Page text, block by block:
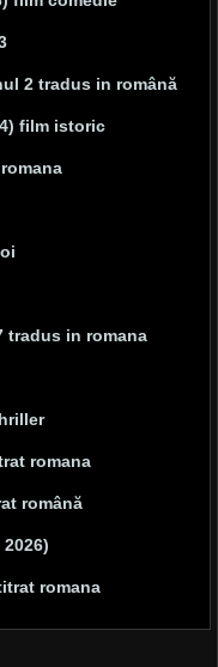
2 tradus in română
film istoric
tradus in romana
romana
română
romana